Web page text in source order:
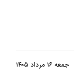
جمعه ۱۶ مرداد ۱۴۰۵